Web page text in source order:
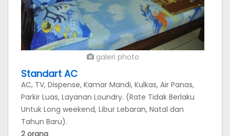
About Pondok Puri Alam
Pangandaran
Terletak di pusat Pangandaran, sangat dekat dengan
pusat perbelanjaan Pasar Wisata Pangandaran,
Penginapan Puri Alam adalah pilihan yang tepat
untuk memulai eksplorasi Anda di Pangandaran,
dengan konsep minimalis yang ekonomis dengan
rimbun taman yang sejuk. Penginapan ini memiliki 8
kamar dengan tempat tidur berukuran Queen , AC,